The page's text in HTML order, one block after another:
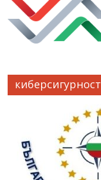
киберсигурност